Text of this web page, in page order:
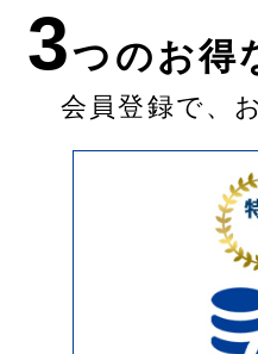
3つのお得
会員登録で、